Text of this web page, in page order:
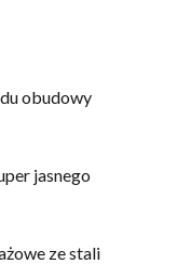
obudowy
jasnego
ze stali